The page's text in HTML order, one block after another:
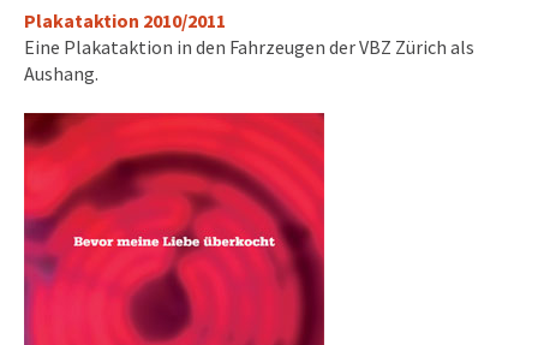
Plakataktion 2010/2011
Eine Plakataktion in den Fahrzeugen der VBZ Zürich als
Aushang.